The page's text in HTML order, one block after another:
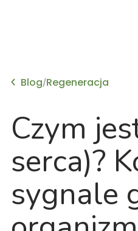
Blog/Regeneracja
Czym
serca)?
sygnale